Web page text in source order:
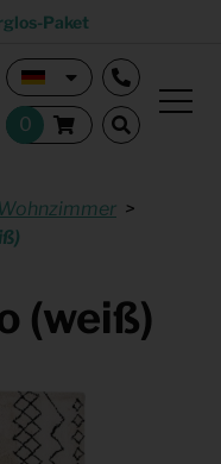
Paket
Wohnzimmer
(weiß)